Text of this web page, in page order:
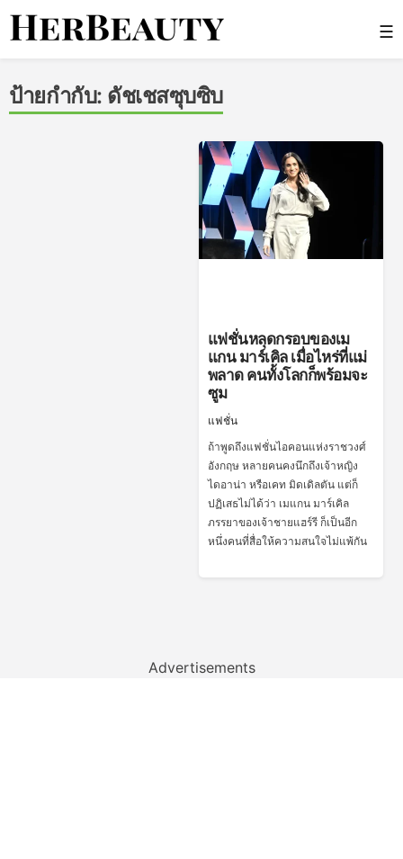
Skip
☰
ป้ายกำกับ: ดัชเชสซุบซิบ
แฟชั่นหลุดกรอบของเม
แกน มาร์เคิล เมื่อไหร่ที่แม่
พลาด คนทั้งโลกก็พร้อมจะ
ซูม
แฟชั่น
ถ้าพูดถึงแฟชั่นไอคอนแห่งราชวงศ์
อังกฤษ หลายคนคงนึกถึงเจ้าหญิง
ไดอาน่า หรือเคท มิดเดิลตัน แต่ก็
ปฏิเสธไม่ได้ว่า เมแกน มาร์เคิล
ภรรยาของเจ้าชายแฮร์รี ก็เป็นอีก
หนึ่งคนที่สื่อให้ความสนใจไม่แพ้กัน
Advertisements